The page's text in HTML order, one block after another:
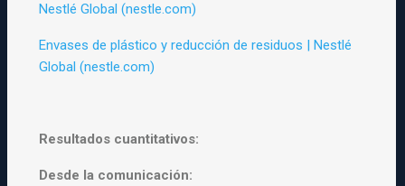
Nestlé Global (nestle.com)
Envases de plástico y reducción de residuos | Nestlé
Global (nestle.com)
Resultados cuantitativos:
Desde la comunicación: